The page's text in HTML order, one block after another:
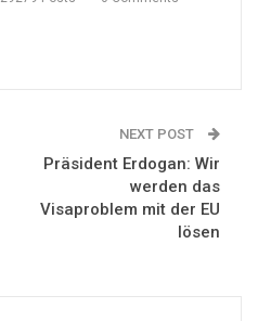
NEXT POST
Präsident Erdogan: Wir
werden das
Visaproblem mit der EU
lösen